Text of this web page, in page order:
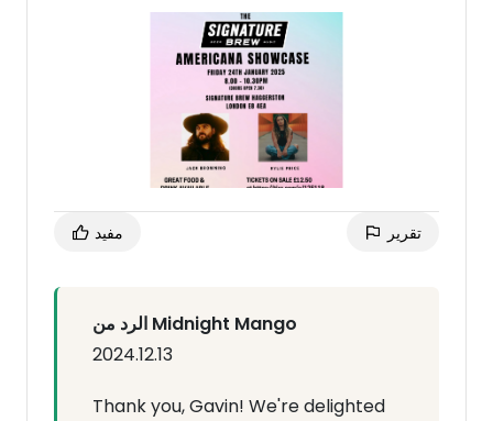
مفيد تقرير
الرد من Midnight Mango
2024.12.13
Thank you, Gavin! We're delighted